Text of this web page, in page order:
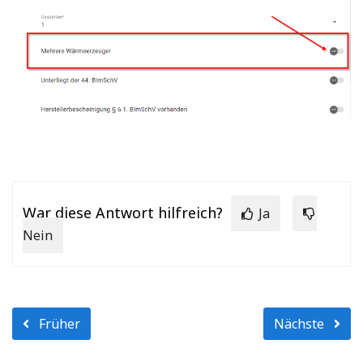
War diese Antwort hilfreich?
Ja
Nein
Früher Nächste